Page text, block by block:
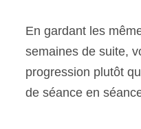
En gardant les
semaines de suite,
progression plutôt
de séance en